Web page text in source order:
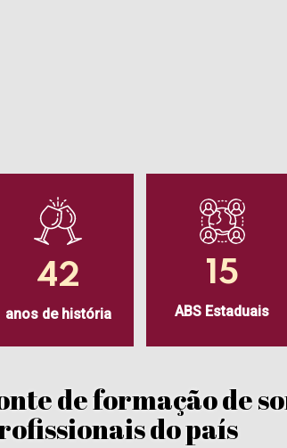
42
anos de história
15
ABS Estaduais
de formação de
do país